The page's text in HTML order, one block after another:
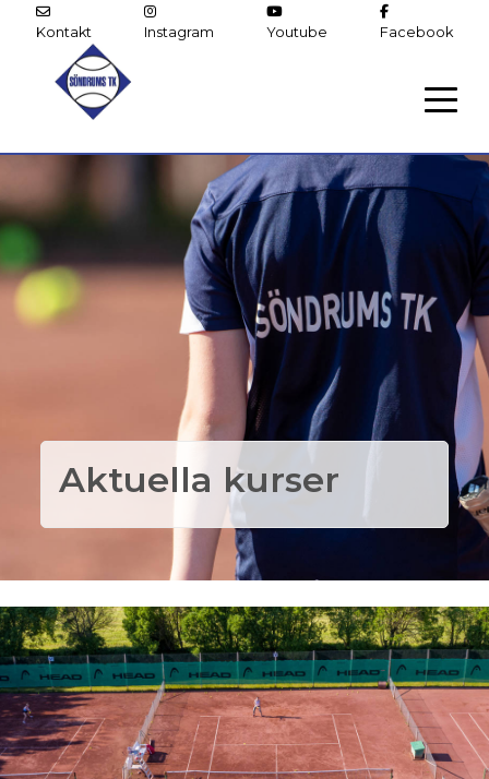
Kontakt Instagram Youtube Facebook
Aktuella kurser